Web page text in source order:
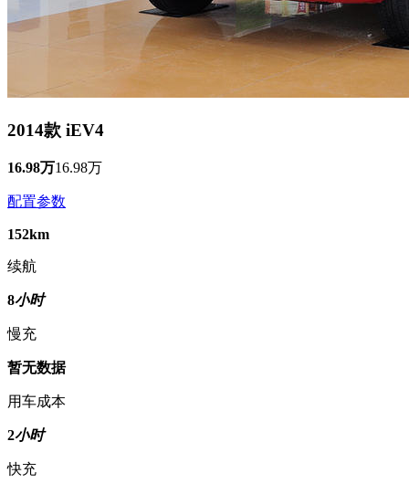
2014款 iEV4
16.98万16.98万
配置参数
152km
续航
8小时
慢充
暂无数据
用车成本
2小时
快充